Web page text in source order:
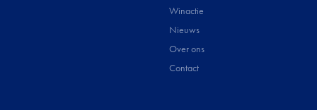
Winactie
Nieuws
Over ons
Contact